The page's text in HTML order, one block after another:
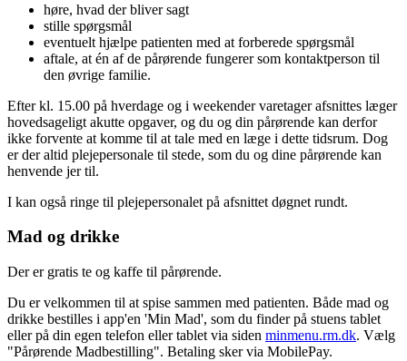
høre, hvad der bliver sagt
stille spørgsmål
eventuelt hjælpe patienten med at forberede spørgsmål
aftale, at én af de pårørende fungerer som kontaktperson til
den øvrige familie.
Efter kl. 15.00 på hverdage og i weekender varetager afsnittes læger
hovedsageligt akutte opgaver, og du og din pårørende kan derfor
ikke forvente at komme til at tale med en læge i dette tidsrum. Dog
er der altid plejepersonale til stede, som du og dine pårørende kan
henvende jer til.
I kan også ringe til plejepersonalet på afsnittet døgnet rundt.
Mad og drikke
Der er gratis te og kaffe til pårørende.
Du er velkommen til at spise sammen med patienten. Både mad og
drikke bestilles i app'en 'Min Mad', som du finder på stuens tablet
eller på din egen telefon eller tablet via siden minmenu.rm.dk. Vælg
"Pårørende Madbestilling". Betaling sker via MobilePay.